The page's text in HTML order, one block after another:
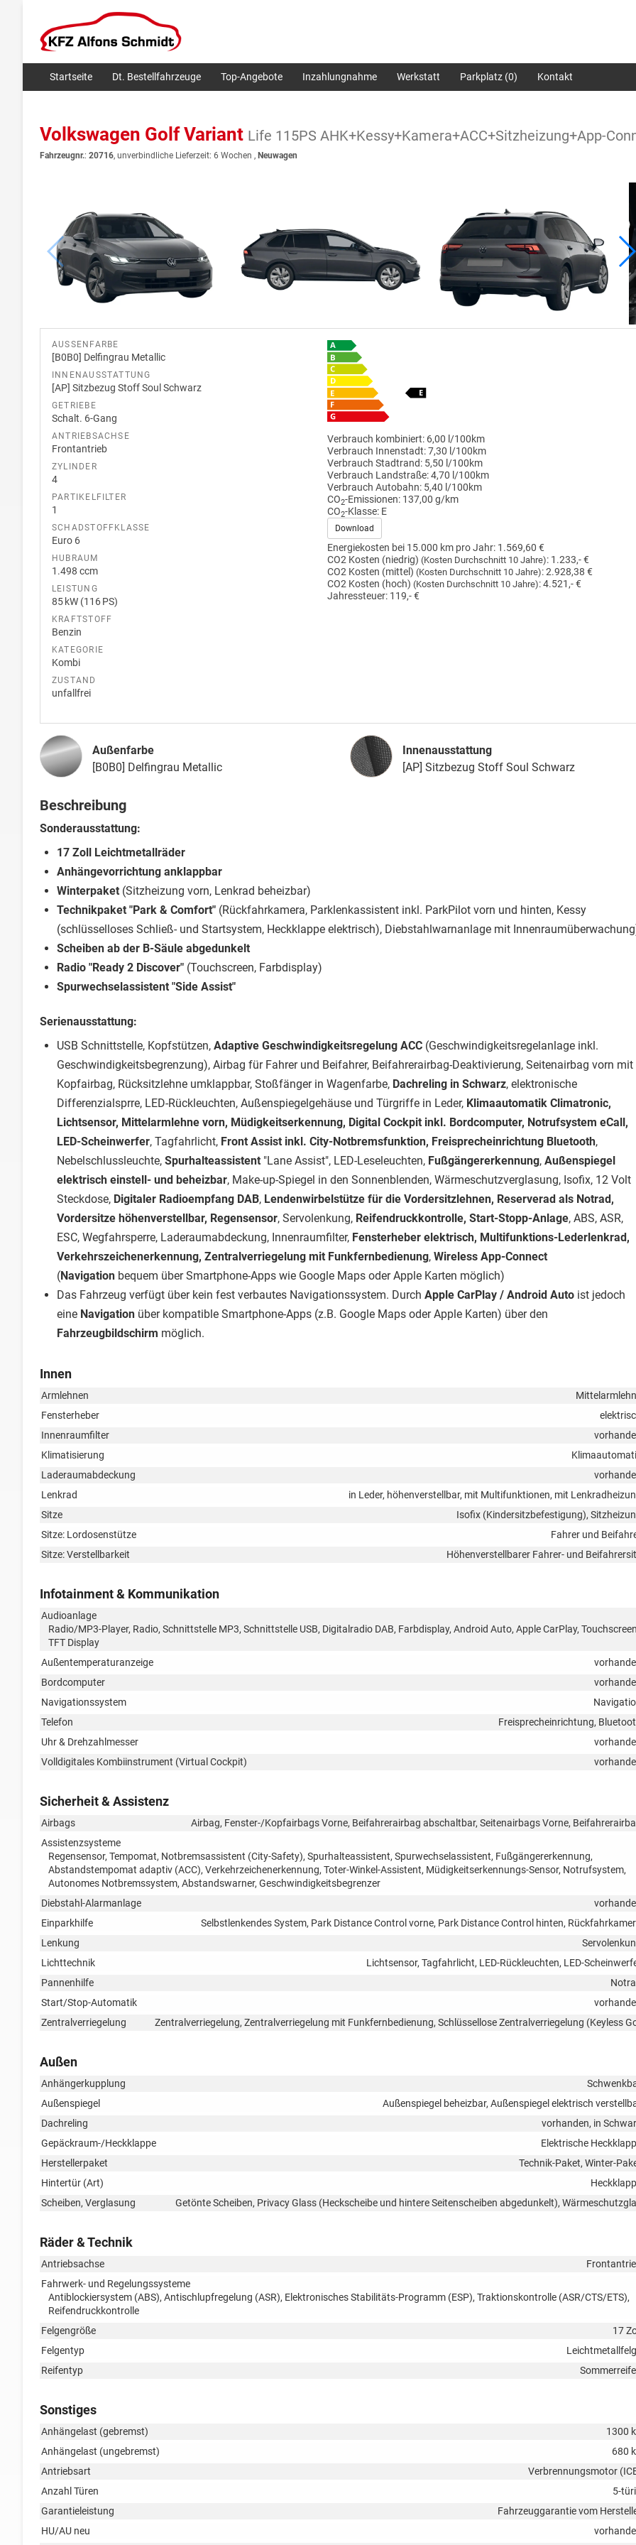
Startseite Dt. Bestellfahrzeuge Top-Angebote Inzahlungnahme Werkstatt Parkplatz (0) Kontakt
Volkswagen Golf Variant Life 115PS AHK+Kessy+Kamera+ACC+Sitzheizung+App-
Fahrzeugnr.: 20716, unverbindliche Lieferzeit: 6 Wochen , Neuwagen
AUSSENFARBE
[B0B0] Delfingrau Metallic
INNENAUSSTATTUNG
[AP] Sitzbezug Stoff Soul Schwarz
GETRIEBE
Schalt. 6-Gang
ANTRIEBSACHSE
Frontantrieb
ZYLINDER
4
PARTIKELFILTER
1
SCHADSTOFFKLASSE
Euro 6
HUBRAUM
1.498 ccm
LEISTUNG
85 kW (116 PS)
KRAFTSTOFF
Benzin
KATEGORIE
Kombi
ZUSTAND
unfallfrei
Verbrauch kombiniert: 6,00 l/100km
Verbrauch Innenstadt:7,30 l/100km
Verbrauch Stadtrand: 5,50 l/100km
Verbrauch Landstraße:4,70 l/100km
Verbrauch Autobahn: 5,40 l/100km
CO2-Emissionen: 137,00 g/km
CO2-Klasse: E
Download
Energiekosten bei 15.000 km pro Jahr: 1.569,60 €
CO2 Kosten (niedrig) (Kosten Durchschnitt 10 Jahre): 1.233,- €
CO2 Kosten (mittel) (Kosten Durchschnitt 10 Jahre):2.928,38 €
CO2 Kosten (hoch) (Kosten Durchschnitt 10 Jahre):4.521,- €
Jahressteuer: 119,- €
Außenfarbe
[B0B0] Delfingrau Metallic
Innenausstattung
Innenausstattung
[AP] Sitzbezug Stoff Soul Schwarz
Beschreibung
Sonderausstattung:
17 Zoll Leichtmetallräder
Anhängevorrichtung anklappbar
Winterpaket (Sitzheizung vorn, Lenkrad beheizbar)
Technikpaket "Park & Comfort" (Rückfahrkamera, Parklenkassistent inkl. ParkPilot vorn und hinten, Kessy
(schlüsselloses Schließ- und Startsystem, Heckklappe elektrisch), Diebstahlwarnanlage mit
Scheiben ab der B-Säule abgedunkelt
Radio "Ready 2 Discover" (Touchscreen, Farbdisplay)
Spurwechselassistent "Side Assist"
Serienausstattung:
USB Schnittstelle, Kopfstützen, Adaptive Geschwindigkeitsregelung ACC (Geschwindigkeitsregelanlage inkl.
Geschwindigkeitsbegrenzung), Airbag für Fahrer und Beifahrer, Beifahrerairbag-Deaktivierung, Seitenairbag vorn mit
Kopfairbag, Rücksitzlehne umklappbar, Stoßfänger in Wagenfarbe, Dachreling in Schwarz, elektronische
Differenzialsprre, LED-Rückleuchten, Außenspiegelgehäuse und Türgriffe in Leder, Klimaautomatik Climatronic,
Lichtsensor, Mittelarmlehne vorn, Müdigkeitserkennung, Digital Cockpit inkl. Bordcomputer, Notrufsystem eCall,
LED-Scheinwerfer, Tagfahrlicht, Front Assist inkl. City-Notbremsfunktion, Freisprecheinrichtung Bluetooth,
Nebelschlussleuchte, Spurhalteassistent "Lane Assist", LED-Leseleuchten, Fußgängererkennung, Außenspiegel
elektrisch einstell- und beheizbar, Make-up-Spiegel in den Sonnenblenden, Wärmeschutzverglasung, Isofix, 12 Volt
Steckdose, Digitaler Radioempfang DAB, Lendenwirbelstütze für die Vordersitzlehnen, Reserverad als Notrad,
Vordersitze höhenverstellbar, Regensensor, Servolenkung, Reifendruckkontrolle, Start-Stopp-Anlage, ABS, ASR,
ESC, Wegfahrsperre, Laderaumabdeckung, Innenraumfilter, Fensterheber elektrisch, Multifunktions-Lederlenkrad,
Verkehrszeichenerkennung, Zentralverriegelung mit Funkfernbedienung, Wireless App-Connect
(Navigation bequem über Smartphone-Apps wie Google Maps oder Apple Karten möglich)
Das Fahrzeug verfügt über kein fest verbautes Navigationssystem. Durch Apple CarPlay / Android Auto ist jedoch
eine Navigation über kompatible Smartphone-Apps (z.B. Google Maps oder Apple Karten) über den
Fahrzeugbildschirm möglich.
Innen
Armlehnen
Fensterheber
Innenraumfilter
Klimatisierung
Laderaumabdeckung
Lenkrad
in Leder, höhenverstellbar, mit Multifunktionen, mit
Sitze
Isofix (Kindersitzbefestigung),
Sitze: Lordosenstütze
Fahrer und
Sitze: Verstellbarkeit
Höhenverstellbarer Fahrer- und
Infotainment & Kommunikation
Audioanlage
Radio/MP3-Player, Radio, Schnittstelle MP3, Schnittstelle USB, Digitalradio DAB, Farbdisplay, Android Auto, Apple CarPlay,
TFT Display
Außentemperaturanzeige
Bordcomputer
Navigationssystem
Telefon
Freisprecheinrichtung,
Uhr & Drehzahlmesser
Volldigitales Kombiinstrument (Virtual Cockpit)
Sicherheit & Assistenz
Airbags
Airbag, Fenster-/Kopfairbags Vorne, Beifahrerairbag abschaltbar, Seitenairbags Vorne,
Assistenzsysteme
Regensensor, Tempomat, Notbremsassistent (City-Safety), Spurhalteassistent, Spurwechselassistent, Fußgängererkennung,
Abstandstempomat adaptiv (ACC), Verkehrzeichenerkennung, Toter-Winkel-Assistent, Müdigkeitserkennungs-Sensor, Notrufsystem,
Autonomes Notbremssystem, Abstandswarner, Geschwindigkeitsbegrenzer
Diebstahl-Alarmanlage
Einparkhilfe
Selbstlenkendes System, Park Distance Control vorne, Park Distance Control hinten,
Lenkung
Lichttechnik
Lichtsensor, Tagfahrlicht, LED-Rückleuchten, LED-
Pannenhilfe
Start/Stop-Automatik
Zentralverriegelung
Zentralverriegelung, Zentralverriegelung mit Funkfernbedienung, Schlüssellose Zentralverriegelung (Keyless
Außen
Anhängerkupplung
Außenspiegel
Außenspiegel beheizbar, Außenspiegel elektrisch
Dachreling
vorhanden, in
Gepäckraum-/Heckklappe
Elektrische
Herstellerpaket
Technik-Paket, Winter-
Hintertür (Art)
Scheiben, Verglasung
Getönte Scheiben, Privacy Glass (Heckscheibe und hintere Seitenscheiben abgedunkelt),
Räder & Technik
Antriebsachse
Fahrwerk- und Regelungssysteme
Antiblockiersystem (ABS), Antischlupfregelung (ASR), Elektronisches Stabilitäts-Programm (ESP), Traktionskontrolle (ASR/CTS/ETS),
Reifendruckkontrolle
Felgengröße
17
Felgentyp
Reifentyp
Sonstiges
Anhängelast (gebremst)
1300
Anhängelast (ungebremst)
680
Antriebsart
Verbrennungsmotor
Anzahl Türen
5-
Garantieleistung
Fahrzeuggarantie vom
HU/AU neu